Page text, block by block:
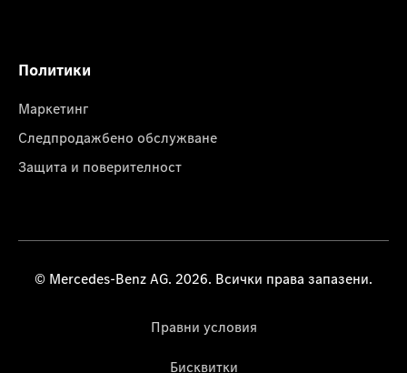
Политики
Маркетинг
Следпродажбено обслужване
Защита и поверителност
© Mercedes-Benz AG. 2026. Всички права запазени.
Правни условия
Бисквитки